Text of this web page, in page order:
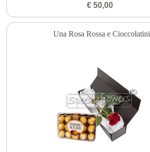
€ 50,00
Una Rosa Rossa e Cioccolatini